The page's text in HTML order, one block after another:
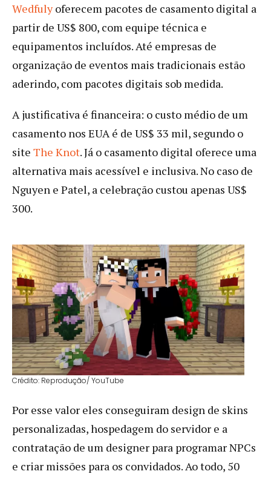
Wedfulyoferecem pacotes de casamento digital a
partir de US$ 800, com equipe técnica e
equipamentos incluídos. Até empresas de
organização de eventos mais tradicionais estão
aderindo, com pacotes digitais sob medida.
A justificativa é financeira: o custo médio de um
casamento nos EUA é de US$ 33 mil, segundo o
site The Knot. Já o casamento digital oferece uma
alternativa mais acessível e inclusiva. No caso de
Nguyen e Patel, a celebração custou apenas US$
300.
Crédito: Reprodução/ YouTube
Por esse valor eles conseguiram design de skins
personalizadas, hospedagem do servidor e a
contratação de um designer para programar NPCs
e criar missões para os convidados. Ao todo, 50